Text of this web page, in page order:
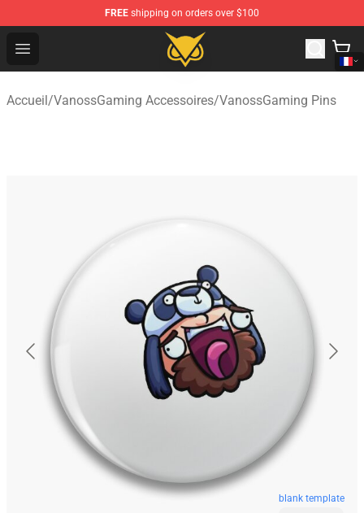
FREE shipping on orders over $100
Open menu
Vanossgaming Store - Official Vanossgaming
Accueil/VanossGaming Accessoires/VanossGaming Pins
blank template